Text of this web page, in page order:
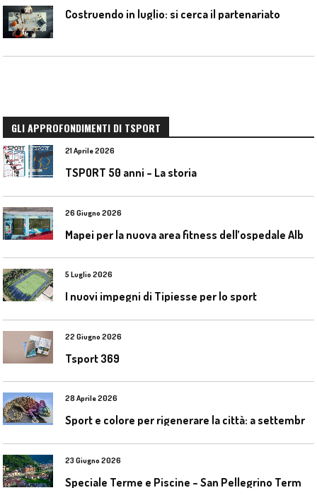
Costruendo in luglio: si cerca il partenariato
GLI APPROFONDIMENTI DI TSPORT
21 Aprile 2026
TSPORT 50 anni – La storia
26 Giugno 2026
5 Luglio 2026
I nuovi impegni di Tipiesse per lo sport
22 Giugno 2026
Tsport 369
28 Aprile 2026
23 Giugno 2026